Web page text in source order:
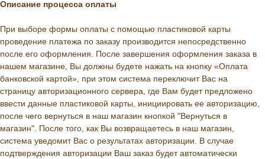
Описание процессa оплаты
При выборе формы оплаты с помощью пластиковой карты
проведение платежа по заказу производится непосредственно
после его оформления. После завершения оформления заказа в
нашем магазине, Вы должны будете нажать на кнопку «Оплата
банковской картой», при этом система переключит Вас на
страницу авторизационного сервера, где Вам будет предложено
ввести данные пластиковой карты, инициировать ее авторизацию,
после чего вернуться в наш магазин кнопкой "Вернуться в
магазин". После того, как Вы возвращаетесь в наш магазин,
система уведомит Вас о результатах авторизации. В случае
подтверждения авторизации Ваш заказ будет автоматически